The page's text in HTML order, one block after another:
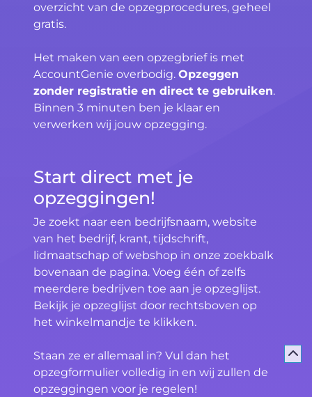
overzicht van de opzegprocedures, geheel
gratis.
Het maken van een opzegbrief is met
AccountGenie overbodig. Opzeggen
zonder registratie en direct te gebruiken.
Binnen 3 minuten ben je klaar en
verwerken wij jouw opzegging.
Start direct met je
opzeggingen!
Je zoekt naar een bedrijfsnaam, website
van het bedrijf, krant, tijdschrift,
lidmaatschap of webshop in onze zoekbalk
bovenaan de pagina. Voeg één of zelfs
meerdere bedrijven toe aan je opzeglijst.
Bekijk je opzeglijst door rechtsboven op
het winkelmandje te klikken.
Staan ze er allemaal in? Vul dan het
opzegformulier volledig in en wij zullen de
opzeggingen voor je regelen!